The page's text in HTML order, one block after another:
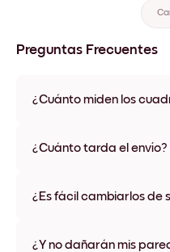
Preguntas Frecuentes
¿Cuánto miden los
varios materiales y colores
¿Cuánto tarda el envío?
disponibles en algunos
¿Es fácil cambiarlos de
ningún daño
¿Y no dañarán mis